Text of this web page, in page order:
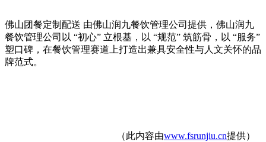
佛山团餐定制配送 由佛山润九餐饮管理公司提供，佛山润九
餐饮管理公司以 “初心” 立根基，以 “规范” 筑筋骨，以 “服务”
塑口碑，在餐饮管理赛道上打造出兼具安全性与人文关怀的品
牌范式。
（此内容由www.fsrunjiu.cn提供）